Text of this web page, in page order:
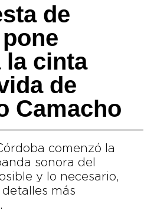
de
la cinta
de
Camacho
comenzó la
sonora del
y lo necesario,
más